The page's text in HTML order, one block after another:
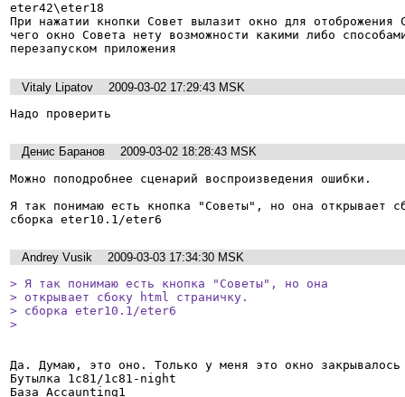
eter42\eter18
При нажатии кнопки Совет вылазит окно для
чего окно Совета нету возможности какими либо
перезапуском приложения
Vitaly Lipatov
2009-03-02 17:29:43 MSK
Надо проверить
Денис Баранов
2009-03-02 18:28:43 MSK
Можно поподробнее сценарий воспроизведения ошибки.
Я так понимаю есть кнопка "Советы", но она открывает
сборка eter10.1/eter6
Andrey Vusik
2009-03-03 17:34:30 MSK
> Я так понимаю есть кнопка "Советы", но она
> открывает сбоку html страничку.
> сборка eter10.1/eter6
>
Да. Думаю, это оно. Только у меня это окно закрывалось
Бутылка 1c81/1c81-night
База Accaunting1